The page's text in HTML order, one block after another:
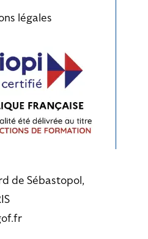
légales
de Sébastopol,